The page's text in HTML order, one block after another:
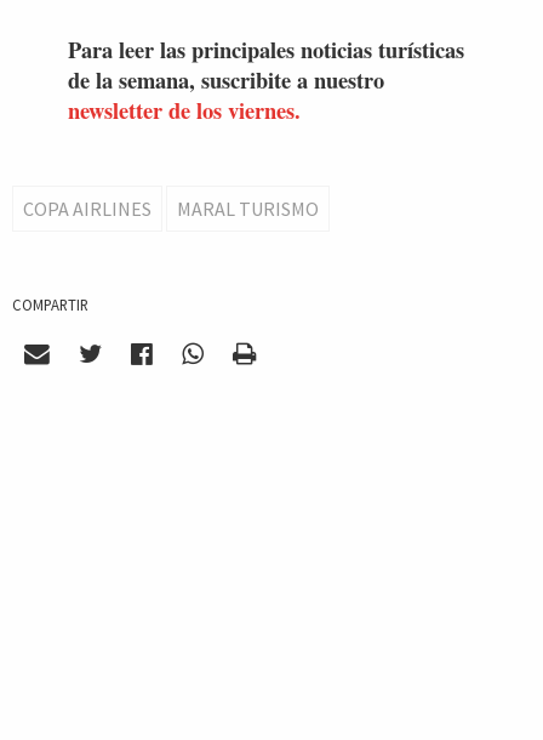
Para leer las principales noticias turísticas
de la semana, suscribite a nuestro
newsletter de los viernes.
COPA AIRLINES MARAL TURISMO
COMPARTIR